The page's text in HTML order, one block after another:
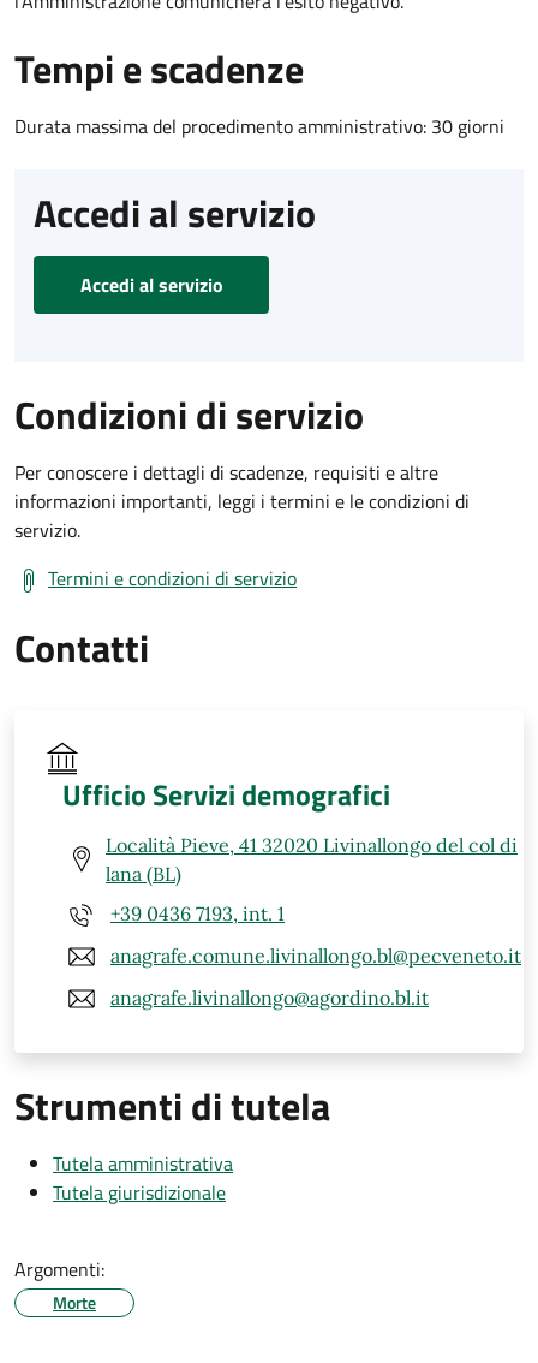
Tempi e scadenze
Durata massima del procedimento amministrativo: 30 giorni
Accedi al servizio
Accedi al servizio
Condizioni di servizio
Per conoscere i dettagli di scadenze, requisiti e altre
informazioni importanti, leggi i termini e le condizioni di
servizio.
Termini e condizioni di servizio
Contatti
Ufficio Servizi demografici
Località Pieve, 41 32020 Livinallongo del col di
lana (BL)
+39 0436 7193, int. 1
anagrafe.comune.livinallongo.bl@pecveneto.it
anagrafe.livinallongo@agordino.bl.it
Strumenti di tutela
Tutela amministrativa
Tutela giurisdizionale
Argomenti:
Morte